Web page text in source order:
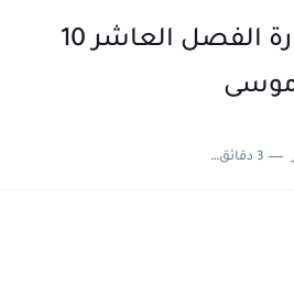
رواية فتاة الإشارة الفصل العاشر 10
موسى
3 دقائق للقراءة